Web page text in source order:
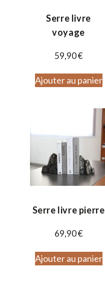
Serre livre
voyage
59,90€
Ajouter au panier
Serre livre pierre
69,90€
Ajouter au panier